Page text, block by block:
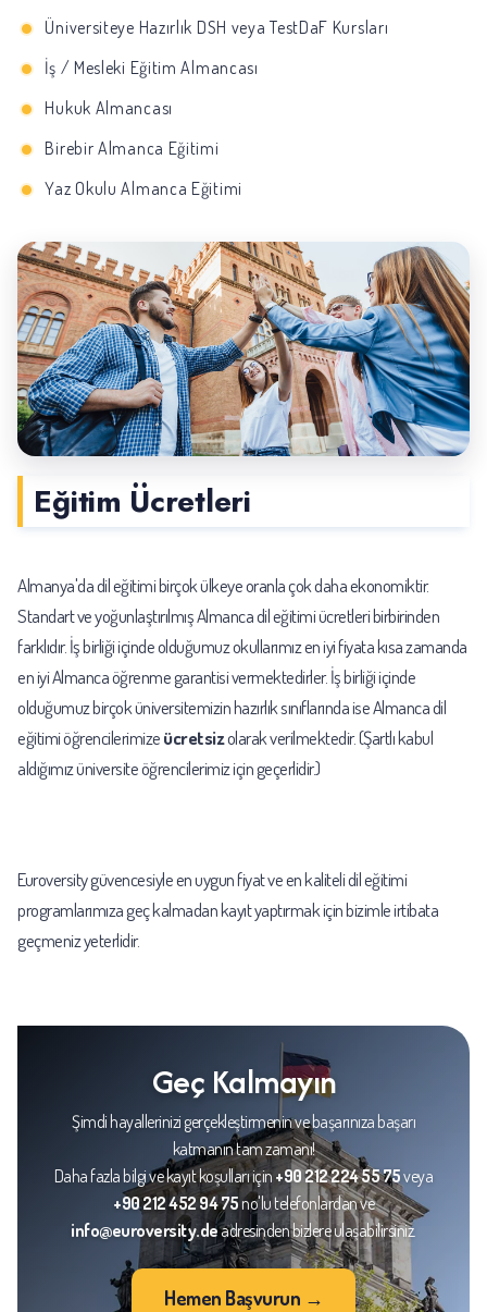
Üniversiteye Hazırlık DSH veya TestDaF Kursları
İş / Mesleki Eğitim Almancası
Hukuk Almancası
Birebir Almanca Eğitimi
Yaz Okulu Almanca Eğitimi
Eğitim Ücretleri
Almanya'da dil eğitimi birçok ülkeye oranla çok daha ekonomiktir.
Standart ve yoğunlaştırılmış Almanca dil eğitimi ücretleri birbirinden
farklıdır. İş birliği içinde olduğumuz okullarımız en iyi fiyata kısa zamanda
en iyi Almanca öğrenme garantisi vermektedirler. İş birliği içinde
olduğumuz birçok üniversitemizin hazırlık sınıflarında ise Almanca dil
eğitimi öğrencilerimizeücretsizolarak verilmektedir. (Şartlı kabul
aldığımız üniversite öğrencilerimiz için geçerlidir.)
Euroversity güvencesiyle en uygun fiyat ve en kaliteli dil eğitimi
programlarımıza geç kalmadan kayıt yaptırmak için bizimle irtibata
geçmeniz yeterlidir.
Geç Kalmayın
Şimdi hayallerinizi gerçekleştirmenin ve başarınıza başarı
katmanın tam zamanı!
Daha fazla bilgi ve kayıt koşulları için+90 212 224 55 75veya
+90 212 452 94 75 no'lu telefonlardan ve
info@euroversity.deadresinden bizlere ulaşabilirsiniz.
Hemen Başvurun →